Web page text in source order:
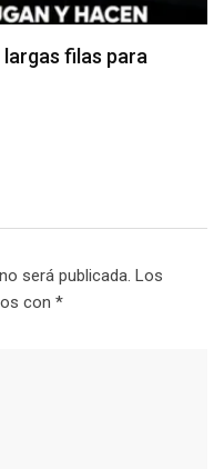
filas para
será publicada. Los
con *